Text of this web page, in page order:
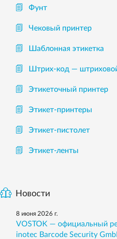
Фунт
Чековый принтер
Шаблонная этикетка
Штрих-код —
Этикеточный принтер
Этикет-принтеры
Этикет-пистолет
Этикет-ленты
Новости
8 июня 2026 г.
VOSTOK — официальный
inotec Barcode Security